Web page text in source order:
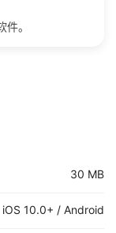
。
30 MB
iOS 10.0+ / Android